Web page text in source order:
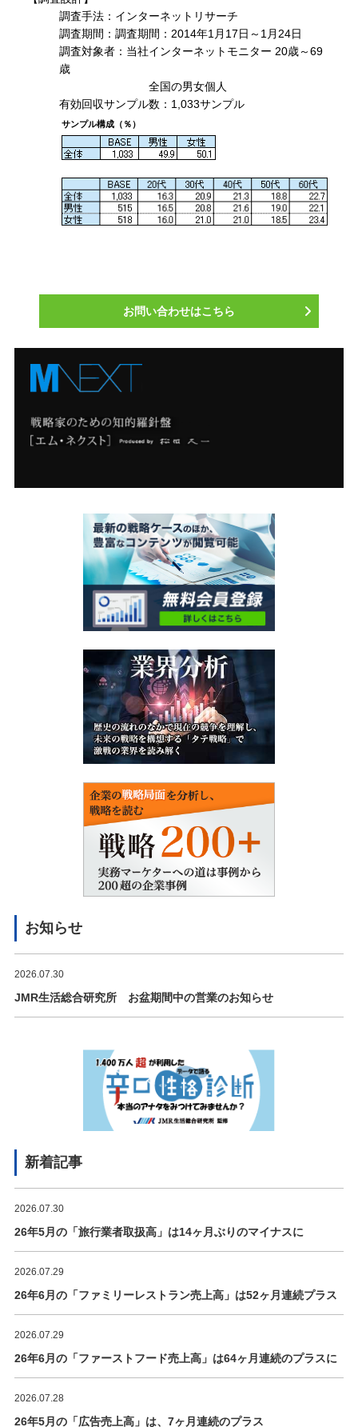
調査手法：インターネットリサーチ
調査期間：調査期間：2014年1月17日～1月24日
調査対象者：当社インターネットモニター 20歳～69
歳
全国の男女個人
有効回収サンプル数：1,033サンプル
サンプル構成（％）
お問い合わせはこちら
お知らせ
2026.07.30
JMR生活総合研究所 お盆期間中の営業のお知らせ
新着記事
2026.07.30
26年5月の「旅行業者取扱高」は14ヶ月ぶりのマイナスに
2026.07.29
26年6月の「ファミリーレストラン売上高」は52ヶ月連続プラス
2026.07.29
26年6月の「ファーストフード売上高」は64ヶ月連続のプラスに
2026.07.28
26年5月の「広告売上高」は、7ヶ月連続のプラス